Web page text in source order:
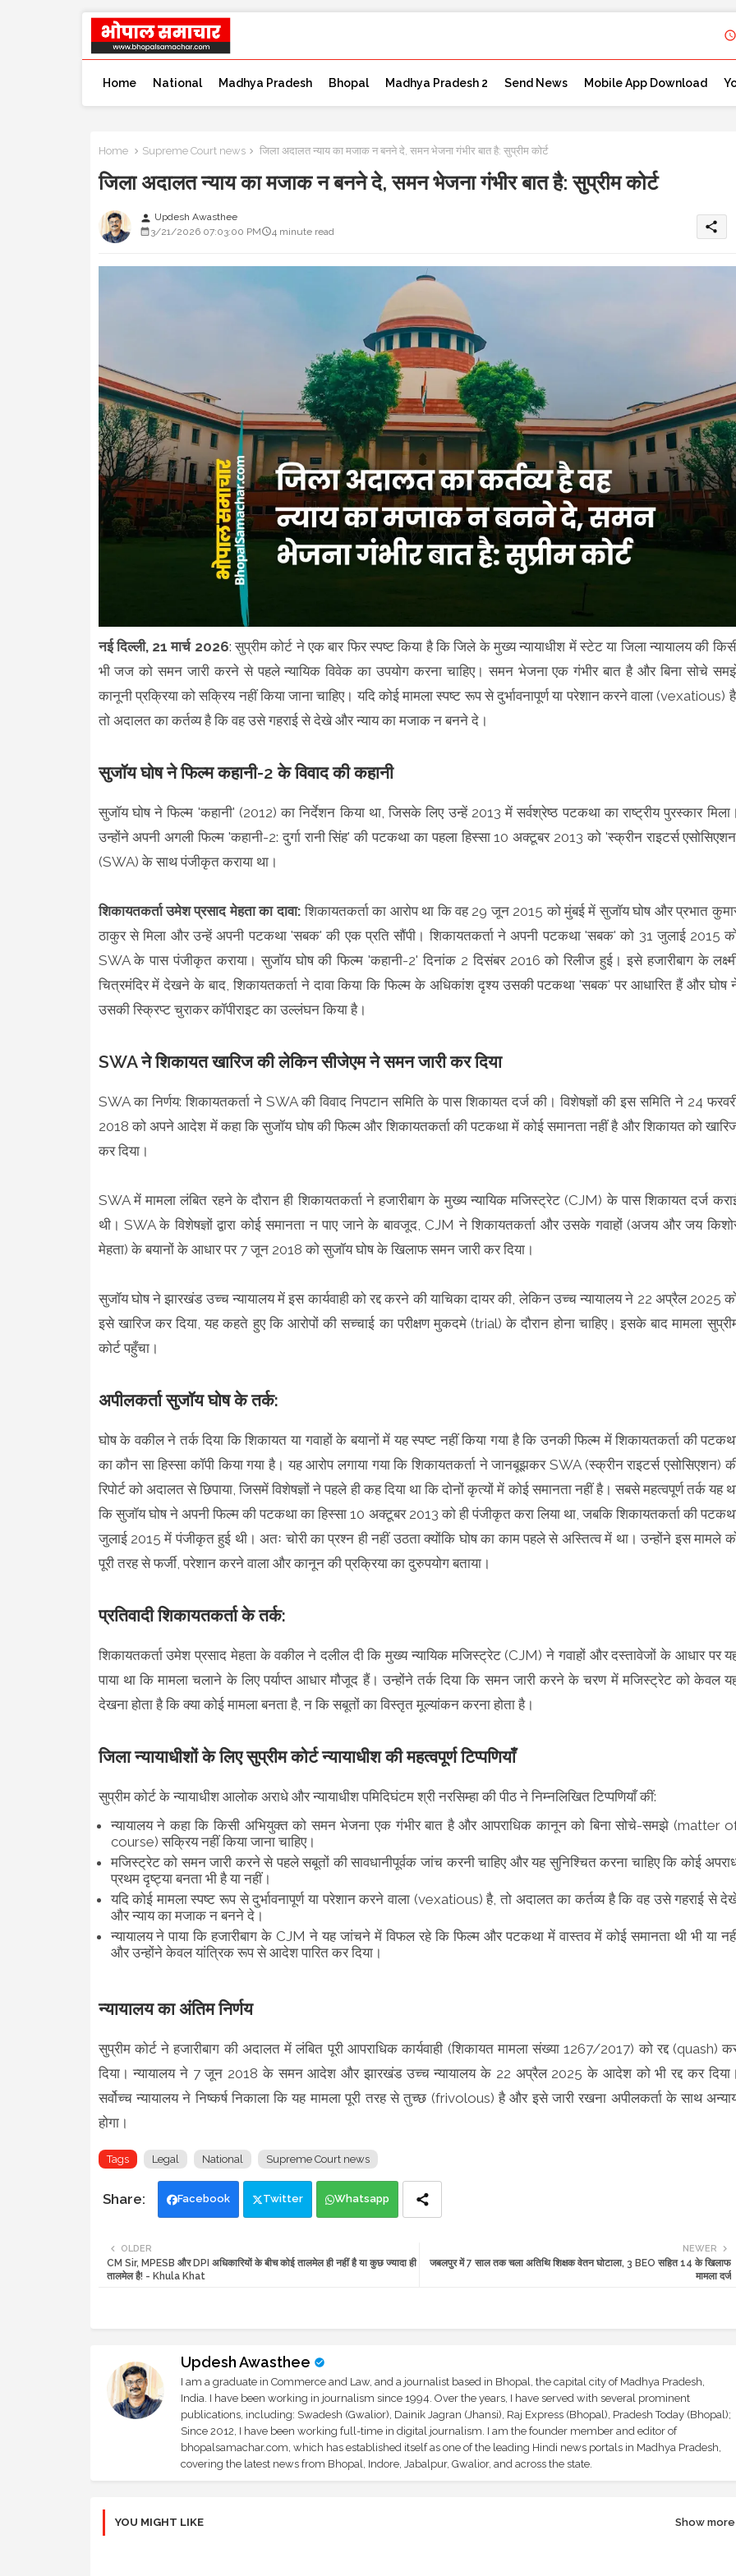
Home National Madhya Pradesh Bhopal Madhya Pradesh 2 Send News Mobile App Download
Home Supreme Court news जिला अदालत न्याय का मजाक न बनने दे, समन भेजना गंभीर बात है: सुप्रीम कोर्ट
जिला अदालत न्याय का मजाक न बनने दे, समन भेजना गंभीर बात है: सुप्रीम कोर्ट
person Updesh Awasthee
3/21/2026 07:03:00 PM
4 minute read share
नई दिल्ली, 21 मार्च 2026: सुप्रीम कोर्ट ने एक बार फिर स्पष्ट किया है कि जिले के मुख्य न्यायाधीश में स्टेट या जिला न्यायालय की
भी जज को समन जारी करने से पहले न्यायिक विवेक का उपयोग करना चाहिए। समन भेजना एक गंभीर बात है और बिना सोचे
कानूनी प्रक्रिया को सक्रिय नहीं किया जाना चाहिए। यदि कोई मामला स्पष्ट रूप से दुर्भावनापूर्ण या परेशान करने वाला (vexatious)
तो अदालत का कर्तव्य है कि वह उसे गहराई से देखे और न्याय का मजाक न बनने दे।
सुजॉय घोष ने फिल्म कहानी-2 के विवाद की कहानी
सुजॉय घोष ने फिल्म 'कहानी' (2012) का निर्देशन किया था, जिसके लिए उन्हें 2013 में सर्वश्रेष्ठ पटकथा का राष्ट्रीय पुरस्कार
उन्होंने अपनी अगली फिल्म 'कहानी-2: दुर्गा रानी सिंह' की पटकथा का पहला हिस्सा 10 अक्टूबर 2013 को 'स्क्रीन राइटर्स
(SWA) के साथ पंजीकृत कराया था।
शिकायतकर्ता उमेश प्रसाद मेहता का दावा:शिकायतकर्ता का आरोप था कि वह 29 जून 2015 को मुंबई में सुजॉय घोष और प्रभात
ठाकुर से मिला और उन्हें अपनी पटकथा 'सबक' की एक प्रति सौंपी। शिकायतकर्ता ने अपनी पटकथा 'सबक' को 31 जुलाई 2015
SWA के पास पंजीकृत कराया। सुजॉय घोष की फिल्म 'कहानी-2' दिनांक 2 दिसंबर 2016 को रिलीज हुई। इसे हजारीबाग के
चित्रमंदिर में देखने के बाद, शिकायतकर्ता ने दावा किया कि फिल्म के अधिकांश दृश्य उसकी पटकथा 'सबक' पर आधारित हैं और घोष
उसकी स्क्रिप्ट चुराकर कॉपीराइट का उल्लंघन किया है।
SWA ने शिकायत खारिज की लेकिन सीजेएम ने समन जारी कर दिया
SWA का निर्णय: शिकायतकर्ता ने SWA की विवाद निपटान समिति के पास शिकायत दर्ज की। विशेषज्ञों की इस समिति ने 24
2018 को अपने आदेश में कहा कि सुजॉय घोष की फिल्म और शिकायतकर्ता की पटकथा में कोई समानता नहीं है और शिकायत को
कर दिया।
SWA में मामला लंबित रहने के दौरान ही शिकायतकर्ता ने हजारीबाग के मुख्य न्यायिक मजिस्ट्रेट (CJM) के पास शिकायत दर्ज
थी। SWA के विशेषज्ञों द्वारा कोई समानता न पाए जाने के बावजूद, CJM ने शिकायतकर्ता और उसके गवाहों (अजय और जय
मेहता) के बयानों के आधार पर 7 जून 2018 को सुजॉय घोष के खिलाफ समन जारी कर दिया।
सुजॉय घोष ने झारखंड उच्च न्यायालय में इस कार्यवाही को रद्द करने की याचिका दायर की, लेकिन उच्च न्यायालय ने 22 अप्रैल 2025
इसे खारिज कर दिया, यह कहते हुए कि आरोपों की सच्चाई का परीक्षण मुकदमे (trial) के दौरान होना चाहिए। इसके बाद मामला
कोर्ट पहुँचा।
अपीलकर्ता सुजॉय घोष के तर्क:
घोष के वकील ने तर्क दिया कि शिकायत या गवाहों के बयानों में यह स्पष्ट नहीं किया गया है कि उनकी फिल्म में शिकायतकर्ता की
का कौन सा हिस्सा कॉपी किया गया है। यह आरोप लगाया गया कि शिकायतकर्ता ने जानबूझकर SWA (स्क्रीन राइटर्स एसोसिएशन)
रिपोर्ट को अदालत से छिपाया, जिसमें विशेषज्ञों ने पहले ही कह दिया था कि दोनों कृत्यों में कोई समानता नहीं है। सबसे महत्वपूर्ण तर्क यह
कि सुजॉय घोष ने अपनी फिल्म की पटकथा का हिस्सा 10 अक्टूबर 2013 को ही पंजीकृत करा लिया था, जबकि शिकायतकर्ता की
जुलाई 2015 में पंजीकृत हुई थी। अतः चोरी का प्रश्न ही नहीं उठता क्योंकि घोष का काम पहले से अस्तित्व में था। उन्होंने इस मामले
पूरी तरह से फर्जी, परेशान करने वाला और कानून की प्रक्रिया का दुरुपयोग बताया।
प्रतिवादी शिकायतकर्ता के तर्क:
शिकायतकर्ता उमेश प्रसाद मेहता के वकील ने दलील दी कि मुख्य न्यायिक मजिस्ट्रेट (CJM) ने गवाहों और दस्तावेजों के आधार पर
पाया था कि मामला चलाने के लिए पर्याप्त आधार मौजूद हैं। उन्होंने तर्क दिया कि समन जारी करने के चरण में मजिस्ट्रेट को केवल
देखना होता है कि क्या कोई मामला बनता है, न कि सबूतों का विस्तृत मूल्यांकन करना होता है।
जिला न्यायाधीशों के लिए सुप्रीम कोर्ट न्यायाधीश की महत्वपूर्ण टिप्पणियाँ
सुप्रीम कोर्ट के न्यायाधीश आलोक अराधे और न्यायाधीश पमिदिघंटम श्री नरसिम्हा की पीठ ने निम्नलिखित टिप्पणियाँ कीं:
न्यायालय ने कहा कि किसी अभियुक्त को समन भेजना एक गंभीर बात है और आपराधिक कानून को बिना सोचे-समझे (matter
course) सक्रिय नहीं किया जाना चाहिए।
मजिस्ट्रेट को समन जारी करने से पहले सबूतों की सावधानीपूर्वक जांच करनी चाहिए और यह सुनिश्चित करना चाहिए कि कोई
प्रथम दृष्ट्या बनता भी है या नहीं।
यदि कोई मामला स्पष्ट रूप से दुर्भावनापूर्ण या परेशान करने वाला (vexatious) है, तो अदालत का कर्तव्य है कि वह उसे गहराई से
और न्याय का मजाक न बनने दे।
न्यायालय ने पाया कि हजारीबाग के CJM ने यह जांचने में विफल रहे कि फिल्म और पटकथा में वास्तव में कोई समानता थी भी या
और उन्होंने केवल यांत्रिक रूप से आदेश पारित कर दिया।
न्यायालय का अंतिम निर्णय
सुप्रीम कोर्ट ने हजारीबाग की अदालत में लंबित पूरी आपराधिक कार्यवाही (शिकायत मामला संख्या 1267/2017) को रद्द (quash)
दिया। न्यायालय ने 7 जून 2018 के समन आदेश और झारखंड उच्च न्यायालय के 22 अप्रैल 2025 के आदेश को भी रद्द कर
सर्वोच्च न्यायालय ने निष्कर्ष निकाला कि यह मामला पूरी तरह से तुच्छ (frivolous) है और इसे जारी रखना अपीलकर्ता के साथ
होगा।
Tags Legal National Supreme Court news
Facebook Twitter Whatsapp
NEWER
जबलपुर में 7 साल तक चला अतिथि शिक्षक वेतन घोटाला, 3 BEO सहित 14 के खिलाफ
मामला दर्ज
OLDER
CM Sir, MPESB और DPI अधिकारियों के बीच कोई तालमेल ही नहीं है या कुछ ज्यादा ही
तालमेल है! - Khula Khat
Updesh Awasthee
I am a graduate in Commerce and Law, and a journalist based in Bhopal, the capital city of Madhya Pradesh,
India. I have been working in journalism since 1994. Over the years, I have served with several prominent
publications, including: Swadesh (Gwalior), Dainik Jagran (Jhansi), Raj Express (Bhopal), Pradesh Today (Bhopal);
Since 2012, I have been working full-time in digital journalism. I am the founder member and editor of
bhopalsamachar.com, which has established itself as one of the leading Hindi news portals in Madhya Pradesh,
covering the latest news from Bhopal, Indore, Jabalpur, Gwalior, and across the state.
YOU MIGHT LIKE Show more